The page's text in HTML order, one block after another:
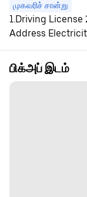
முகவரிச் சான்று
1.Driving License
Address
பிக்அப் இடம்